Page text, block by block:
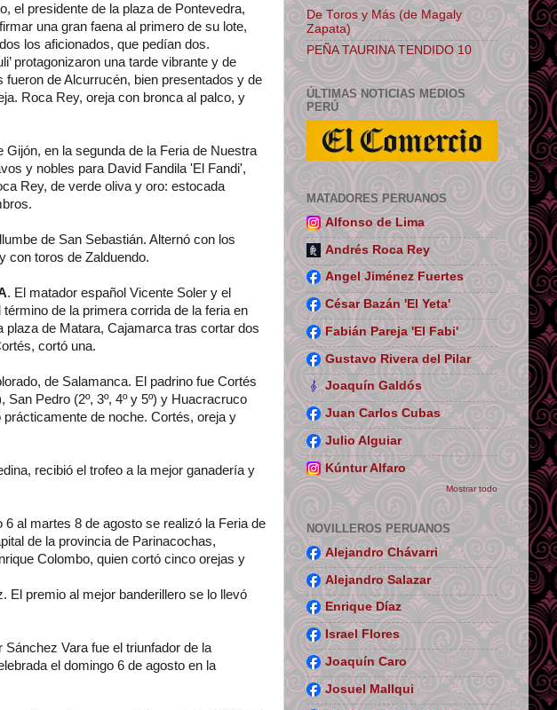
el presidente de la plaza de Pontevedra,
una gran faena al primero de su lote,
los aficionados, que pedían dos.
protagonizaron una tarde vibrante y de
fueron de Alcurrucén, bien presentados y de
Roca Rey, oreja con bronca al palco, y
Gijón, en la segunda de la Feria de Nuestra
y nobles para David Fandila 'El Fandi',
Rey, de verde oliva y oro: estocada
de San Sebastián. Alternó con los
con toros de Zalduendo.
. El matador español Vicente Soler y el
de la primera corrida de la feria en
plaza de Matara, Cajamarca tras cortar dos
cortó una.
de Salamanca. El padrino fue Cortés
Pedro (2º, 3º, 4º y 5º) y Huacracruco
de noche. Cortés, oreja y
recibió el trofeo a la mejor ganadería y
6 al martes 8 de agosto se realizó la Feria de
de la provincia de Parinacochas,
Colombo, quien cortó cinco orejas y
El premio al mejor banderillero se lo llevó
Sánchez Vara fue el triunfador de la
el domingo 6 de agosto en la
De Toros y Más (de Magaly
Zapata)
PEÑA TAURINA TENDIDO 10
ÚLTIMAS NOTICIAS MEDIOS
PERÚ
MATADORES PERUANOS
Alfonso de Lima
Andrés Roca Rey
Angel Jiménez Fuertes
César Bazán 'El Yeta'
Fabián Pareja 'El Fabi'
Gustavo Rivera del Pilar
Joaquín Galdós
Juan Carlos Cubas
Julio Alguiar
Kúntur Alfaro
Mostrar todo
NOVILLEROS PERUANOS
Alejandro Chávarri
Alejandro Salazar
Enrique Díaz
Israel Flores
Joaquín Caro
Josuel Mallqui